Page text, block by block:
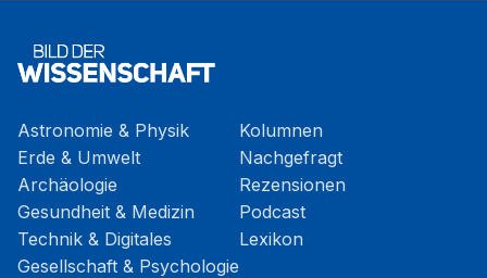
Astronomie & Physik
Erde & Umwelt
Archäologie
Gesundheit & Medizin
Technik & Digitales
Gesellschaft & Psychologie
Kolumnen
Nachgefragt
Rezensionen
Podcast
Lexikon